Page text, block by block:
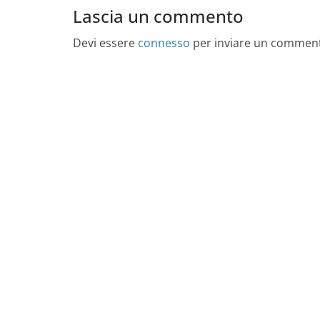
Lascia un commento
Devi essere connesso per inviare un